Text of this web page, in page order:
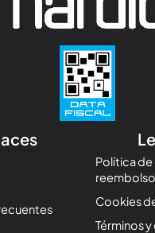
Política
Cookies
Términos